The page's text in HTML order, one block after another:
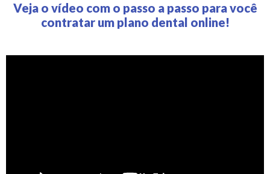
Veja o vídeo com o passo a passo para você
contratar um plano dental online!